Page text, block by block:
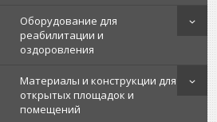
Оборудование для
реабилитации и
оздоровления
Материалы и конструкции для
открытых площадок и
помещений